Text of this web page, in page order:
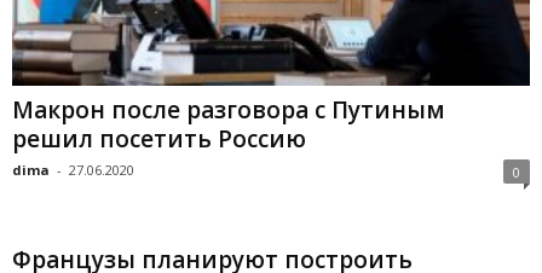
Макрон после разговора с Путиным
решил посетить Россию
dima - 27.06.2020 0
Французы планируют построить